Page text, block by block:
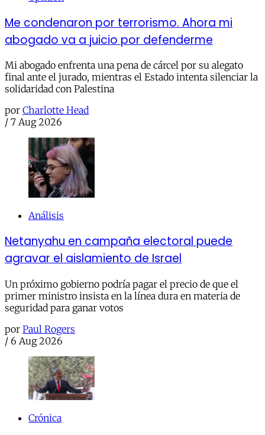
Me condenaron por terrorismo. Ahora mi
abogado va a juicio por defenderme
Mi abogado enfrenta una pena de cárcel por su alegato
final ante el jurado, mientras el Estado intenta silenciar la
solidaridad con Palestina
por Charlotte Head
/ 7 Aug 2026
Análisis
Netanyahu en campaña electoral puede
agravar el aislamiento de Israel
Un próximo gobierno podría pagar el precio de que el
primer ministro insista en la línea dura en materia de
seguridad para ganar votos
por Paul Rogers
/ 6 Aug 2026
Crónica